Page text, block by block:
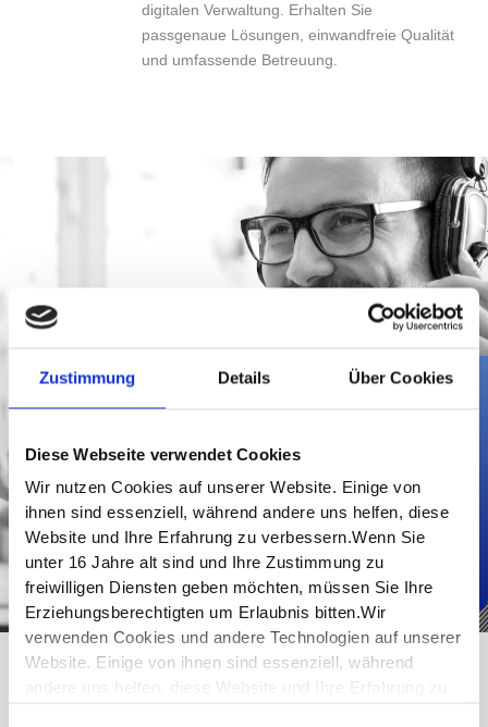
Zustimmung Details Über Cookies
Diese Webseite verwendet Cookies
Wir nutzen Cookies auf unserer Website. Einige von
ihnen sind essenziell, während andere uns helfen, diese
Website und Ihre Erfahrung zu verbessern.Wenn Sie
unter 16 Jahre alt sind und Ihre Zustimmung zu
freiwilligen Diensten geben möchten, müssen Sie Ihre
Erziehungsberechtigten um Erlaubnis bitten.Wir
verwenden Cookies und andere Technologien auf unserer
Website. Einige von ihnen sind essenziell, während
andere uns helfen, diese Website und Ihre Erfahrung zu
digitalen Verwaltung. Erhalten Sie
passgenaue Lösungen, einwandfreie Qualität
und umfassende Betreuung.
Unser Service-Team ist für Sie da und berät Sie
individuell und unverbindlich.
RÜCKRUF ANFORDERN